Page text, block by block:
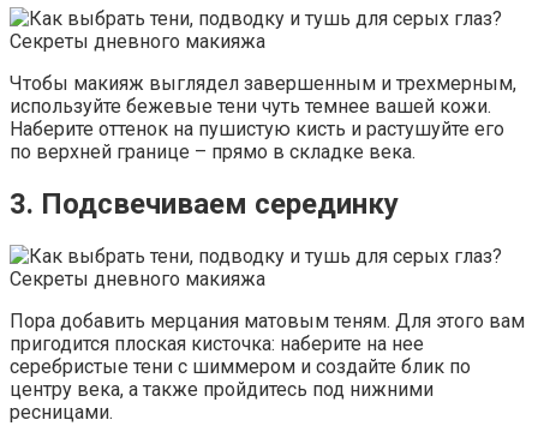
Чтобы макияж выглядел завершенным и трехмерным,
используйте бежевые тени чуть темнее вашей кожи.
Наберите оттенок на пушистую кисть и растушуйте его
по верхней границе – прямо в складке века.
3. Подсвечиваем серединку
Пора добавить мерцания матовым теням. Для этого вам
пригодится плоская кисточка: наберите на нее
серебристые тени с шиммером и создайте блик по
центру века, а также пройдитесь под нижними
ресницами.